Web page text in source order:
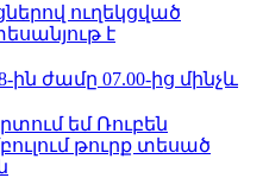
ուղեկցված
է
ին ժամը 07.00-ից մինչև
եմ Ռուբեն
թուրք տեսած